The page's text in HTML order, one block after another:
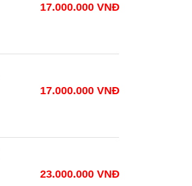
17.000.000 VNĐ
17.000.000 VNĐ
23.000.000 VNĐ